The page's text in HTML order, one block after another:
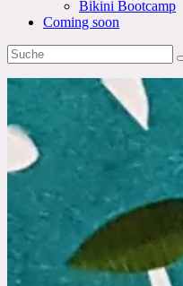
Bikini Bootcamp
Coming soon